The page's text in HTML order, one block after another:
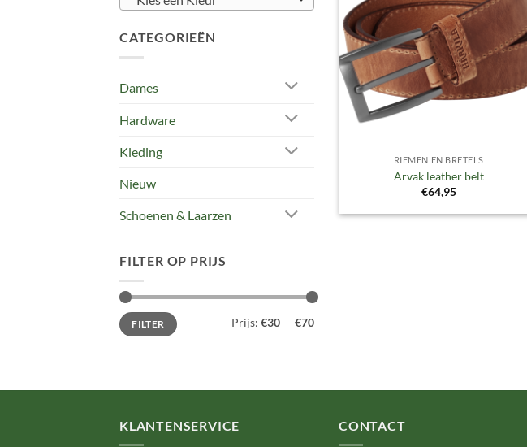
CATEGORIEËN
Dames
Hardware
Kleding
Nieuw
Schoenen & Laarzen
FILTER OP PRIJS
Min.
prijs
Max.
prijsFILTER Prijs: €30 — €70
verlanglijst
RIEMEN EN BRETELS
Arvak leather belt
€64,95
KLANTENSERVICE CONTACT